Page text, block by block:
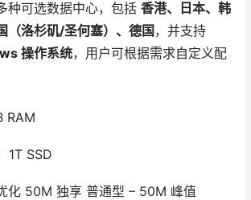
种可选数据中心，包括 香港、日本、韩
（洛杉矶/圣何塞）、德国 ，并支持
操作系统，用户可根据需求自定义配
RAM
1T SSD
化 50M 独享 普通型 – 50M 峰值